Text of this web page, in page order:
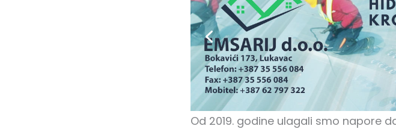
Od 2019. godine ulagali smo napore